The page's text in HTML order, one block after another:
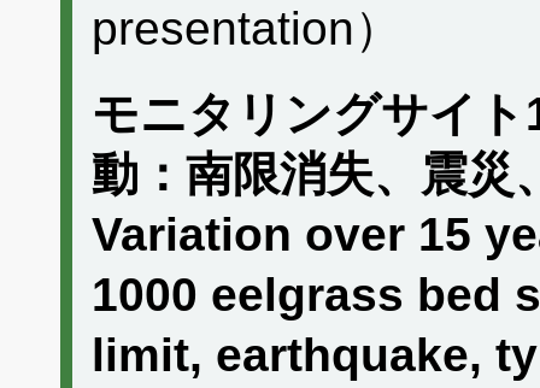
presentation）
モニタリングサイ
動：南限消失、震災
Variation over 15
1000 eelgrass bed
limit, earthquake,